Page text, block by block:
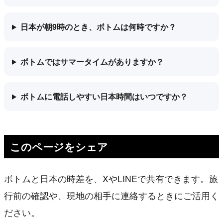
日本が朝9時のとき、ボトムは何時ですか？
ボトムではサマータイムがありますか？
ボトムに電話しやすい日本時間はいつですか？
このページをシェア
ボトムと日本の時差を、XやLINEで共有できます。旅
行前の確認や、現地の相手に連絡するときにご活用く
ださい。